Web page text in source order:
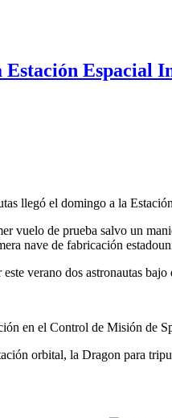
Estación Espacial
llegó el domingo a la
vuelo de prueba salvo un
nave de fabricación
verano dos astronautas
en el Control de Misión de
orbital, la Dragon para